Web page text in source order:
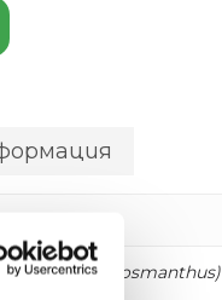
rose and osmanthus)